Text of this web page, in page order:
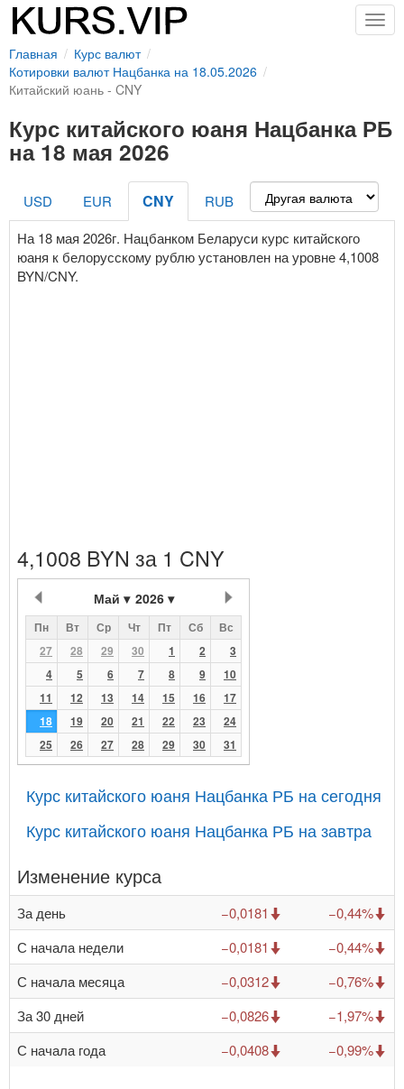
Главная
Курс валют
Котировки валют Нацбанка на 18.05.2026
Китайский юань - CNY
Курс китайского юаня Нацбанка РБ
на 18 мая 2026
USD EUR CNY
RUB
На 18 мая 2026г. Нацбанком Беларуси курс китайского
юаня к белорусскому рублю установлен на уровне 4,1008
BYN/CNY.
4,1008 BYN за 1 CNY
Май 2026
Пн Вт Ср Чт Пт Сб
Вс
27
28 29 30 1 2
3
4
5 6 7 8 9
10
11
12 13 14 15 16
17
18
19 20 21 22 23
24
25
26 27 28 29 30 31
Курс китайского юаня Нацбанка РБ на сегодня
Курс китайского юаня Нацбанка РБ на завтра
Изменение курса
За день −0,0181
−0,44%
С начала недели
−0,0181
−0,44%
С начала месяца
−0,0312
−0,76%
За 30 дней
−0,0826
−1,97%
С начала года
−0,0408 −0,99%